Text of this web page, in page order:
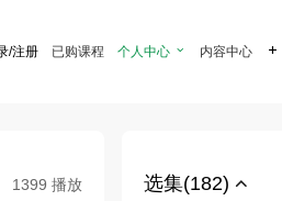
/注册 已购课程 个人中心  内容中心 
1399 播放 选集(182)